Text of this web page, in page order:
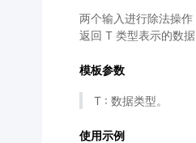
两个输入进行除法操
返回 T 类型表示的数
模板参数
T : 数据类型。
使用示例